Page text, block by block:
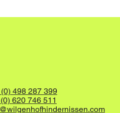
498 287 399
620 746 511